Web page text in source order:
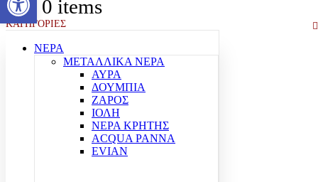
0 0 items
ΚΑΤΗΓΟΡΙΕΣ
ΝΕΡΑ
ΜΕΤΑΛΛΙΚΑ ΝΕΡΑ
ΑΥΡΑ
ΔΟΥΜΠΙΑ
ΖΑΡΟΣ
ΙΟΛΗ
ΝΕΡΑ ΚΡΗΤΗΣ
ACQUA PANNA
EVIAN